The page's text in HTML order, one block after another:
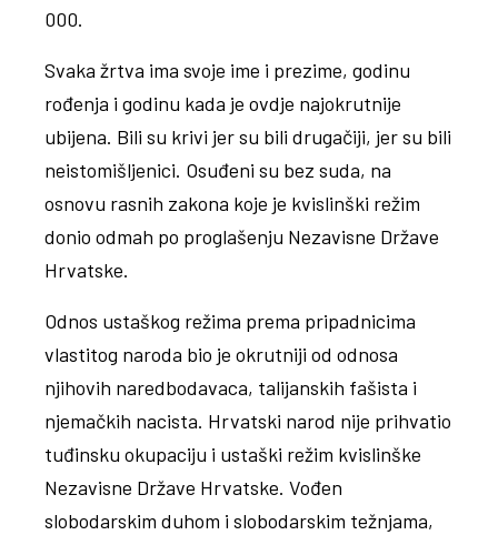
000.
Svaka žrtva ima svoje ime i prezime, godinu
rođenja i godinu kada je ovdje najokrutnije
ubijena. Bili su krivi jer su bili drugačiji, jer su bili
neistomišljenici. Osuđeni su bez suda, na
osnovu rasnih zakona koje je kvislinški režim
donio odmah po proglašenju Nezavisne Države
Hrvatske.
Odnos ustaškog režima prema pripadnicima
vlastitog naroda bio je okrutniji od odnosa
njihovih naredbodavaca, talijanskih fašista i
njemačkih nacista. Hrvatski narod nije prihvatio
tuđinsku okupaciju i ustaški režim kvislinške
Nezavisne Države Hrvatske. Vođen
slobodarskim duhom i slobodarskim težnjama,